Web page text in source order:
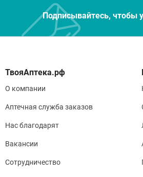
Подписывайтесь, чтобы
О компании
Аптечная служба заказов
Нас благодарят
Вакансии
Сотрудничество